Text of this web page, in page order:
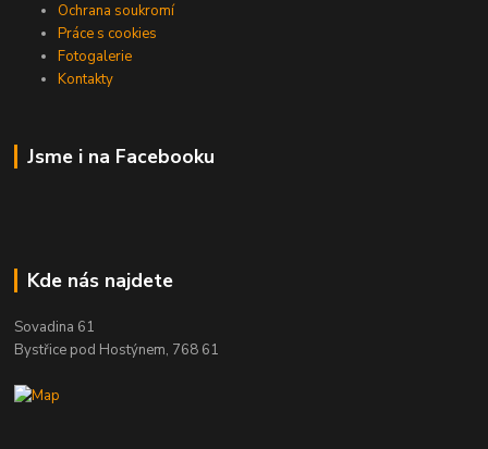
Ochrana soukromí
Práce s cookies
Fotogalerie
Kontakty
Jsme i na Facebooku
Kde nás najdete
Sovadina 61
Bystřice pod Hostýnem, 768 61